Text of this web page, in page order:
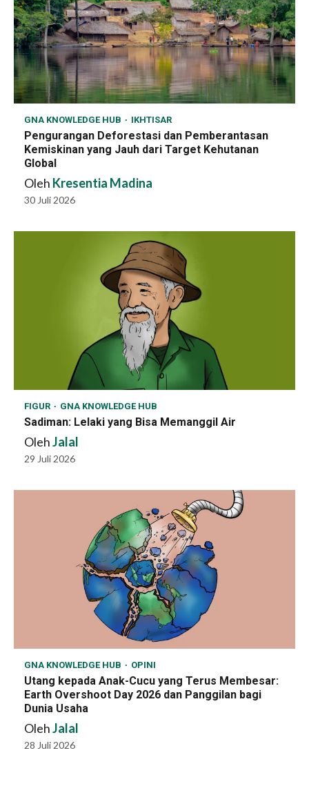
GNA KNOWLEDGE HUB IKHTISAR
Pengurangan Deforestasi dan Pemberantasan
Kemiskinan yang Jauh dari Target Kehutanan
Global
Oleh Kresentia Madina
30 Juli 2026
FIGUR GNA KNOWLEDGE HUB
Sadiman: Lelaki yang Bisa Memanggil Air
OlehJalal
29 Juli 2026
GNA KNOWLEDGE HUB OPINI
Utang kepada Anak-Cucu yang Terus Membesar:
Earth Overshoot Day 2026 dan Panggilan bagi
Dunia Usaha
OlehJalal
28 Juli 2026